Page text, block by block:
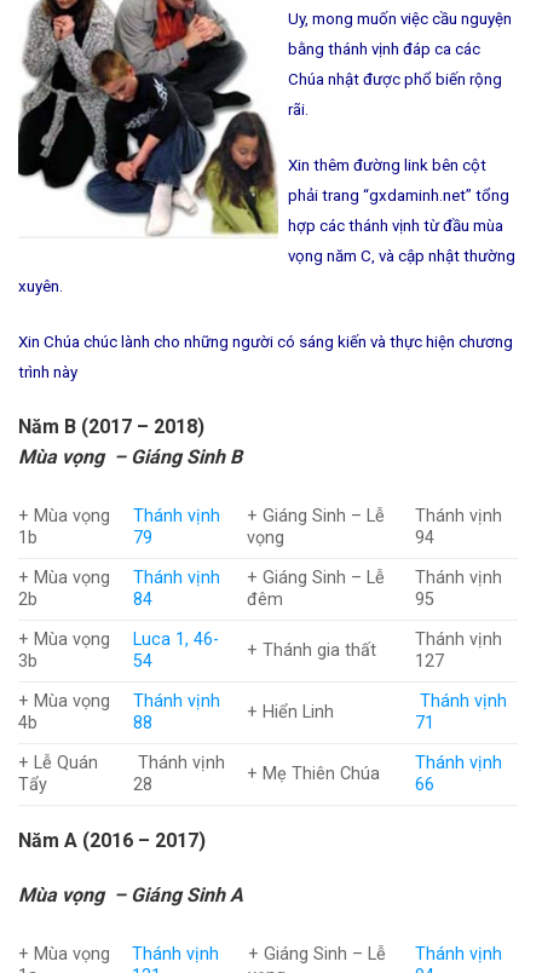
Uy, mong muốn việc cầu nguyện
bằng thánh vịnh đáp ca các
Chúa nhật được phổ biến rộng
rãi.
Xin thêm đường link bên cột
phải trang “gxdaminh.net” tổng
hợp các thánh vịnh từ đầu mùa
vọng năm C, và cập nhật thường
xuyên.
Xin Chúa chúc lành cho những người có sáng kiến và thực hiện chương
trình này
Năm B (2017 – 2018)
Mùa vọng – Giáng Sinh B
+ Mùa vọng
1b
Thánh vịnh
79
+ Giáng Sinh – Lễ
vọng
Thánh vịnh
94
+ Mùa vọng
2b
Thánh vịnh
84
+ Giáng Sinh – Lễ
đêm
Thánh vịnh
95
+ Mùa vọng
3b
Luca 1, 46-
54
+ Thánh gia thất
Thánh vịnh
127
+ Mùa vọng
4b
Thánh vịnh
88
+ Hiển Linh
Thánh vịnh
71
+ Lễ Quán
Tẩy
Thánh vịnh
28
+ Mẹ Thiên Chúa
Thánh vịnh
66
Năm A (2016 – 2017)
Mùa vọng – Giáng Sinh A
+ Mùa vọng
Thánh vịnh
+ Giáng Sinh – Lễ
Thánh vịnh